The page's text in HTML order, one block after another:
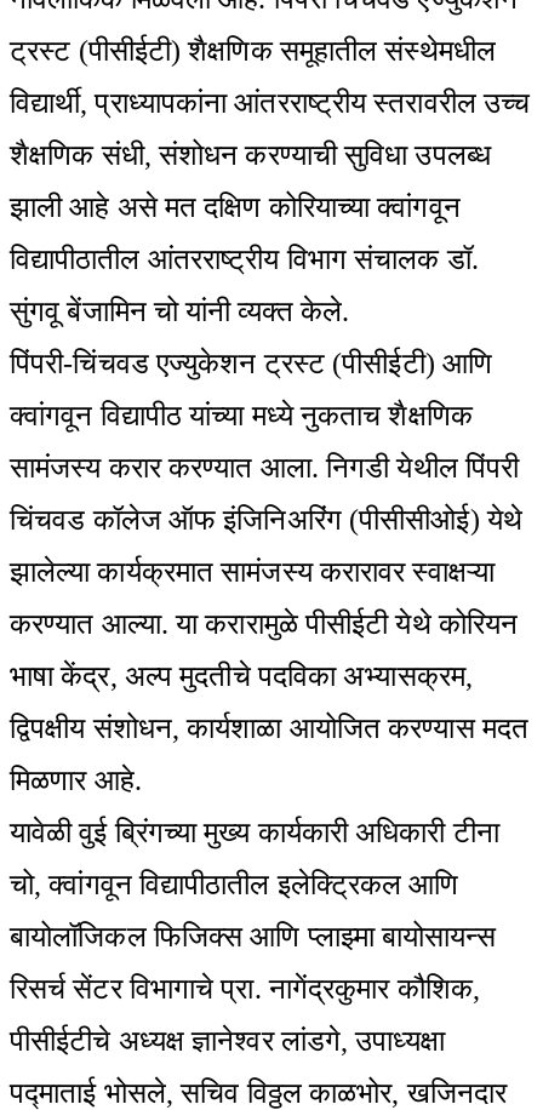
ट्रस्ट (पीसीईटी) शैक्षणिक समूहातील संस्थेमधील
विद्यार्थी, प्राध्यापकांना आंतरराष्ट्रीय स्तरावरील उच्च
शैक्षणिक संधी, संशोधन करण्याची सुविधा उपलब्ध
झाली आहे असे मत दक्षिण कोरियाच्या क्वांगवून
विद्यापीठातील आंतरराष्ट्रीय विभाग संचालक डॉ.
सुंगवू बेंजामिन चो यांनी व्यक्त केले.
पिंपरी-चिंचवड एज्युकेशन ट्रस्ट (पीसीईटी) आणि
क्वांगवून विद्यापीठ यांच्या मध्ये नुकताच शैक्षणिक
सामंजस्य करार करण्यात आला.‌ निगडी येथील पिंपरी
चिंचवड कॉलेज ऑफ इंजिनिअरिंग (पीसीसीओई) येथे
झालेल्या कार्यक्रमात सामंजस्य करारावर स्वाक्षऱ्या
करण्यात आल्या. या करारामुळे पीसीईटी येथे कोरियन
भाषा केंद्र, अल्प मुदतीचे पदविका अभ्यासक्रम,
द्विपक्षीय संशोधन, कार्यशाळा आयोजित करण्यास मदत
मिळणार आहे.
यावेळी वुई ब्रिंगच्या मुख्य कार्यकारी अधिकारी टीना
चो, क्वांगवून विद्यापीठातील इलेक्ट्रिकल आणि
बायोलॉजिकल फिजिक्स आणि प्लाझ्मा बायोसायन्स
रिसर्च सेंटर विभागाचे प्रा. नागेंद्रकुमार कौशिक,
पीसीईटीचे अध्यक्ष ज्ञानेश्वर लांडगे, उपाध्यक्षा
पद्माताई भोसले, सचिव विठ्ठल काळभोर, खजिनदार